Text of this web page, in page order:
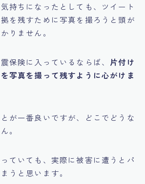
持ちになったとしても、ツイート
を残すために写真を撮ろうと頭が
りません。
保険に入っているならば、 片付け
写真を撮って残すように心がけま
が一番良いですが、どこでどうな
。
ていても、実際に被害に遭うとパ
うと思います。